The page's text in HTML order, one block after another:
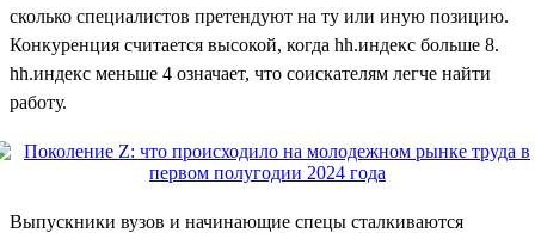
сколько специалистов претендуют на ту или иную позицию.
Конкуренция считается высокой, когда hh.индекс больше 8.
hh.индекс меньше 4 означает, что соискателям легче найти
работу.
Выпускники вузов и начинающие спецы сталкиваются